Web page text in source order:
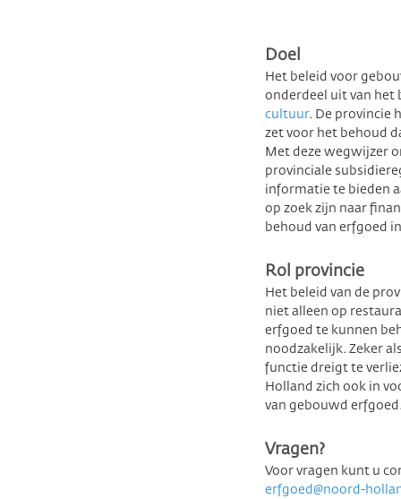
Doel
Het beleid voor
onderdeel uit van het
cultuur. De provincie
zet voor het behoud
Met deze wegwijzer
provinciale
informatie te bieden
op zoek zijn naar
behoud van erfgoed
Rol provincie
Het beleid van de
niet alleen op
erfgoed te kunnen
noodzakelijk. Zeker
functie dreigt te
Holland zich ook in
van gebouwd
Vragen?
Voor vragen kunt u
erfgoed@noord-